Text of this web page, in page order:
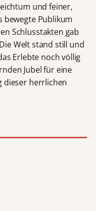
und feiner,
bewegte Publikum
Schlusstakten gab
Welt stand still und
Erlebte noch völlig
Jubel für eine
dieser herrlichen